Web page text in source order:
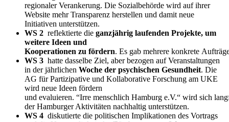
regionaler Verankerung. Die Sozialbehörde wird auf ihrer
Website mehr Transparenz herstellen und damit neue
Initiativen unterstützen.
WS 2 reflektierte die ganzjährig laufenden Projekte, um
weitere Ideen und
Kooperationen zu fördern. Es gab mehrere konkrete
WS 3 hatte dasselbe Ziel, aber bezogen auf Veranstaltungen
in der jährlichen Woche der psychischen Gesundheit. Die
AG für Partizipative und Kollaborative Forschung am UKE
wird neue Ideen fördern
und evaluieren. “Irre menschlich Hamburg e.V.“ wird sich
der Hamburger Aktivitäten nachhaltig unterstützen.
WS 4 diskutierte die politischen Implikationen des Vortrags